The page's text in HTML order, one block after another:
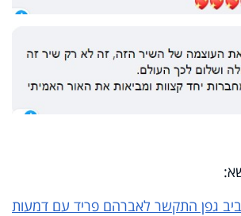
גפן התקשר לאברהם פריד עם דמעות